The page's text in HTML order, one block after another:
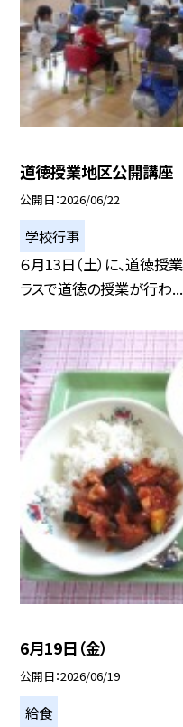
道徳授業地区公開講座
公開日 2026/06/22
学校行事
６月13日（土）に、道徳
ラスで道徳の授業が行わ...
6月19日（金）
公開日 2026/06/19
給食